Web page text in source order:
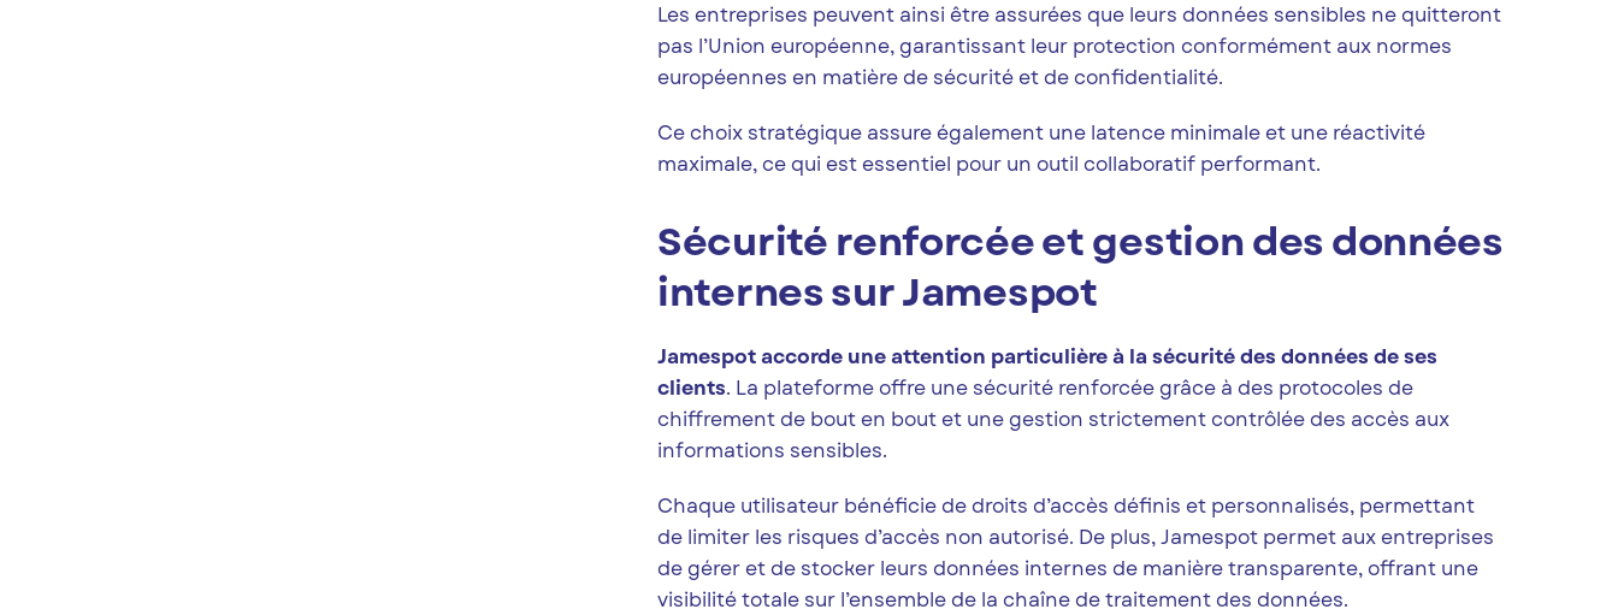
Les entreprises peuvent ainsi être assurées que leurs données sensibles ne quitteront
pas l’Union européenne, garantissant leur protection conformément aux normes
européennes en matière de sécurité et de confidentialité.
Ce choix stratégique assure également une latence minimale et une réactivité
maximale, ce qui est essentiel pour un outil collaboratif performant.
Sécurité renforcée et gestion des données
internes sur Jamespot
Jamespot accorde une attention particulière à la sécurité des données de ses
clients. La plateforme offre une sécurité renforcée grâce à des protocoles de
chiffrement de bout en bout et une gestion strictement contrôlée des accès aux
informations sensibles.
Chaque utilisateur bénéficie de droits d’accès définis et personnalisés, permettant
de limiter les risques d’accès non autorisé. De plus, Jamespot permet aux entreprises
de gérer et de stocker leurs données internes de manière transparente, offrant une
visibilité totale sur l’ensemble de la chaîne de traitement des données.